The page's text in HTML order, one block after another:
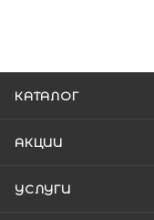
КАТАЛОГ
АКЦИИ
УСЛУГИ